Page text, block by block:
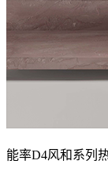
能率D4风和系列